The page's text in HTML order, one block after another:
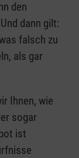
den
dann gilt:
falsch zu
als gar
Ihnen, wie
sogar
ist